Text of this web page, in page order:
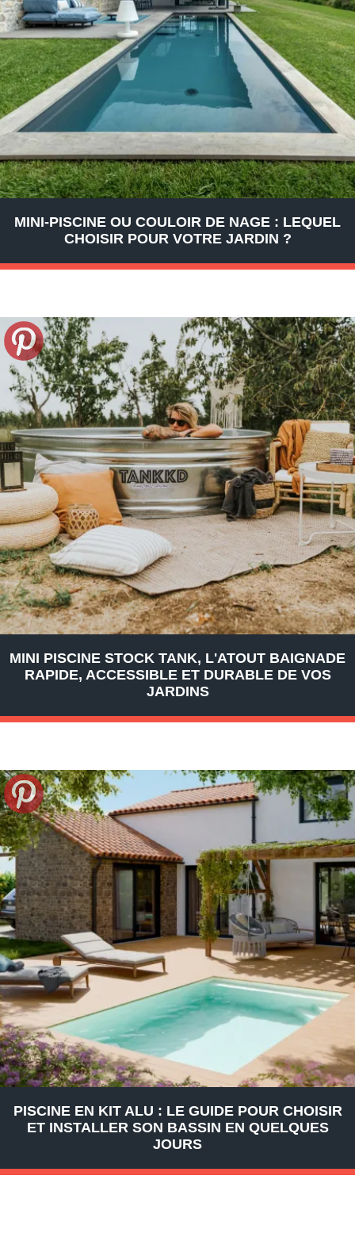
MINI-PISCINE OU COULOIR DE NAGE : LEQUEL
CHOISIR POUR VOTRE JARDIN ?
MINI PISCINE STOCK TANK, L'ATOUT BAIGNADE
RAPIDE, ACCESSIBLE ET DURABLE DE VOS
JARDINS
PISCINE EN KIT ALU : LE GUIDE POUR CHOISIR
ET INSTALLER SON BASSIN EN QUELQUES
JOURS